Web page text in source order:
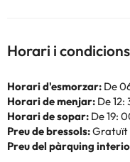
Horari i
Horari d'esmorzar: De
Horari de menjar: De 12:
Horari de sopar: De 19:
Preu de bressols:Gratuït
Preu del pàrquing